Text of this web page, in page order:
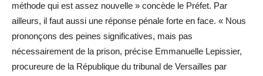
méthode qui est assez nouvelle » concède le Préfet. Par
ailleurs, il faut aussi une réponse pénale forte en face. « Nous
prononçons des peines significatives, mais pas
nécessairement de la prison, précise Emmanuelle Lepissier,
procureure de la République du tribunal de Versailles par